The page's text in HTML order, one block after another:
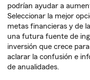
podrían ayudar a
Seleccionar la mejor
metas financieras y de
una futura fuente de
inversión que crece
aclarar la confusión e
de anualidades.